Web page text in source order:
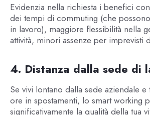
Evidenzia nella richiesta i benefici
dei tempi di commuting (che
in lavoro), maggiore flessibilità nella
attività, minori assenze per imprevisti
4. Distanza dalla sede di
Se vivi lontano dalla sede aziendale
ore in spostamenti, lo smart working
significativamente la qualità della tua